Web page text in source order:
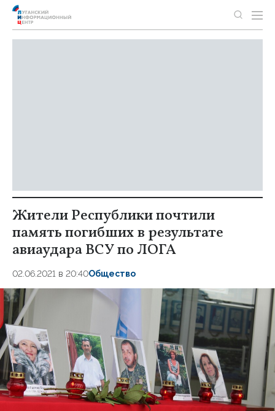
Жители Республики почтили
память погибших в результате
авиаудара ВСУ по ЛОГА
02.06.2021 в 20:40Общество